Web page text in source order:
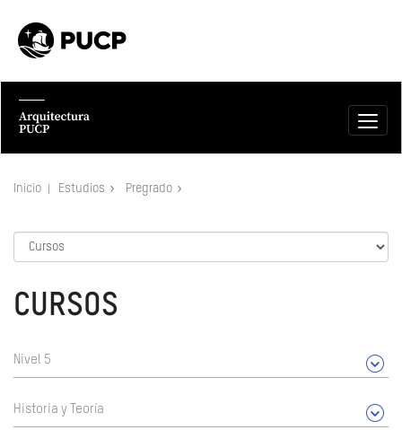
Inicio Estudios Pregrado
CURSOS
Nivel 5
Historia y Teoría